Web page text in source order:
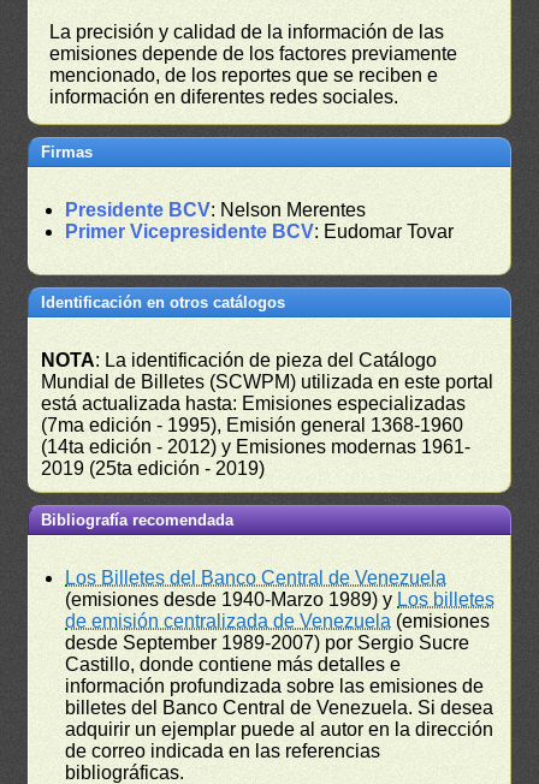
La precisión y calidad de la información de las
emisiones depende de los factores previamente
mencionado, de los reportes que se reciben e
información en diferentes redes sociales.
Firmas
Presidente BCV: Nelson Merentes
Primer Vicepresidente BCV: Eudomar Tovar
Identificación en otros catálogos
NOTA: La identificación de pieza del Catálogo
Mundial de Billetes (SCWPM) utilizada en este portal
está actualizada hasta: Emisiones especializadas
(7ma edición - 1995), Emisión general 1368-1960
(14ta edición - 2012) y Emisiones modernas 1961-
2019 (25ta edición - 2019)
Bibliografía recomendada
Los Billetes del Banco Central de Venezuela
(emisiones desde 1940-Marzo 1989) y Los billetes
de emisión centralizada de Venezuela (emisiones
desde September 1989-2007) por Sergio Sucre
Castillo, donde contiene más detalles e
información profundizada sobre las emisiones de
billetes del Banco Central de Venezuela. Si desea
adquirir un ejemplar puede al autor en la dirección
de correo indicada en las referencias
bibliográficas.